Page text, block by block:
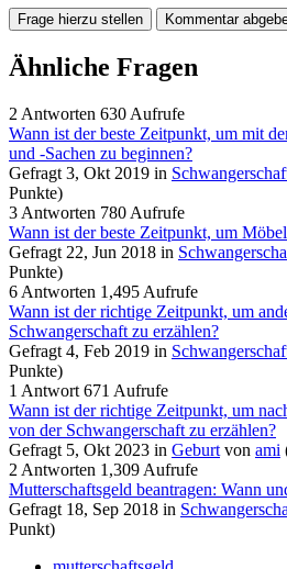
Ähnliche Fragen
2 Antworten 630 Aufrufe
Wann ist der beste Zeitpunkt, um mit
und -Sachen zu beginnen?
Gefragt 3, Okt 2019 in
Punkte)
3 Antworten 780 Aufrufe
Wann ist der beste Zeitpunkt, um
Gefragt 22, Jun 2018 in
Punkte)
6 Antworten 1,495 Aufrufe
Wann ist der richtige Zeitpunkt, um
Schwangerschaft zu erzählen?
Gefragt 4, Feb 2019 in
Punkte)
1 Antwort 671 Aufrufe
Wann ist der richtige Zeitpunkt, um
von der Schwangerschaft zu erzählen?
Gefragt 5, Okt 2023 in Geburt von ami
2 Antworten 1,309 Aufrufe
Mutterschaftsgeld beantragen: Wann
Gefragt 18, Sep 2018 in
Punkt)